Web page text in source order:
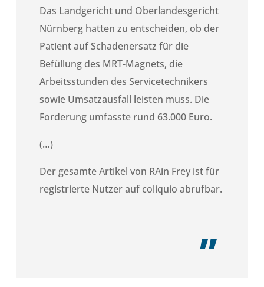
Das Landgericht und Oberlandesgericht
Nürnberg hatten zu entscheiden, ob der
Patient auf Schadenersatz für die
Befüllung des MRT-Magnets, die
Arbeitsstunden des Servicetechnikers
sowie Umsatzausfall leisten muss. Die
Forderung umfasste rund 63.000 Euro.
(…)
Der gesamte Artikel von RAin Frey ist für
registrierte Nutzer auf coliquio abrufbar.
„